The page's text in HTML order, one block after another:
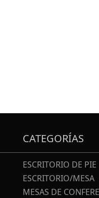
CATEGORÍAS
ESCRITORIO DE PIE
ESCRITORIO/MESA
MESAS DE